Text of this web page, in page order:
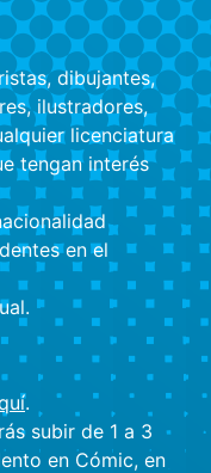
dibujantes,
ilustradores,
licenciatura
tengan interés
en el
.
subir de 1 a 3
en Cómic, en